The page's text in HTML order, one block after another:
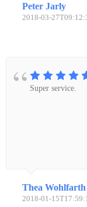
Peter Jarly
2018-03-
Super service.
Thea Wohlfarth
2018-01-